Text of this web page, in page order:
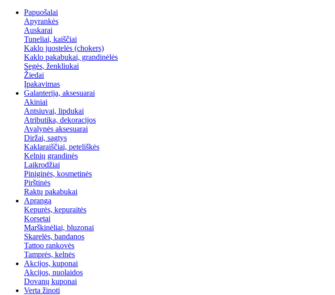
Papuošalai
Apyrankės
Auskarai
Tuneliai, kaiščiai
Kaklo juostelės (chokers)
Kaklo pakabukai, grandinėlės
Segės, ženkliukai
Žiedai
Įpakavimas
Galanterija, aksesuarai
Akiniai
Antsiuvai, lipdukai
Atributika, dekoracijos
Avalynės aksesuarai
Diržai, sagtys
Kaklaraiščiai, peteliškės
Kelnių grandinės
Laikrodžiai
Piniginės, kosmetinės
Pirštinės
Raktų pakabukai
Apranga
Kepurės, kepuraitės
Korsetai
Marškinėliai, bluzonai
Skarelės, bandanos
Tattoo rankovės
Tamprės, kelnės
Akcijos, kuponai
Akcijos, nuolaidos
Dovanų kuponai
Verta žinoti